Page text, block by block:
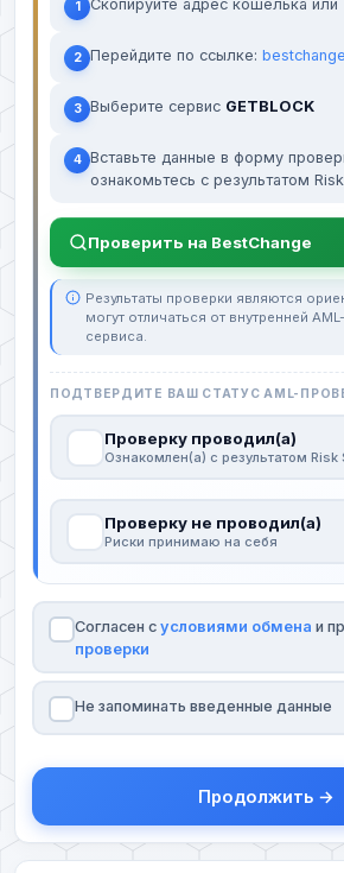
1 Скопируйте адрес кошелька или
2 Перейдите по ссылке:
3 Выберите сервис GETBLOCK
4 Вставьте данные в форму
ознакомьтесь с результатом
Проверить на BestChange
Результаты проверки являются
могут отличаться от внутренней
сервиса.
ПОДТВЕРДИТЕ ВАШ СТАТУС AML-
Проверку проводил(а)
Ознакомлен(а) с результатом Risk
Проверку не проводил(а)
Риски принимаю на себя
Согласен с условиями обмена и
проверки
Не запоминать введенные данные
Продолжить →